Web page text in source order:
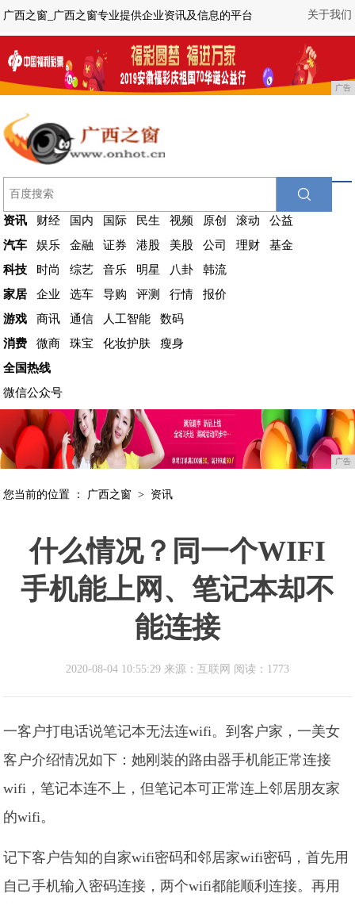
关于我们
广西之窗_广西之窗专业提供企业资讯及信息的平台
广告
资讯 财经 国内 国际 民生 视频 原创 滚动
公益
汽车
娱乐 金融 证券 港股 美股 公司 理财
基金
科技
时尚 综艺 音乐 明星 八卦
韩流
家居
企业 选车 导购 评测 行情
报价
游戏
商讯 通信 人工智能
数码
消费
微商 珠宝 化妆护肤
瘦身
全国热线
微信公众号
广告
您当前的位置 ： 广西之窗 > 资讯
什么情况？同一个WIFI
手机能上网、笔记本却不
能连接
2020-08-04 10:55:29 来源：互联网 阅读：1773
一客户打电话说笔记本无法连wifi。到客户家，一美女
客户介绍情况如下：她刚装的路由器手机能正常连接
wifi，笔记本连不上，但笔记本可正常连上邻居朋友家
的wifi。
记下客户告知的自家wifi密码和邻居家wifi密码，首先用
自己手机输入密码连接，两个wifi都能顺利连接。再用